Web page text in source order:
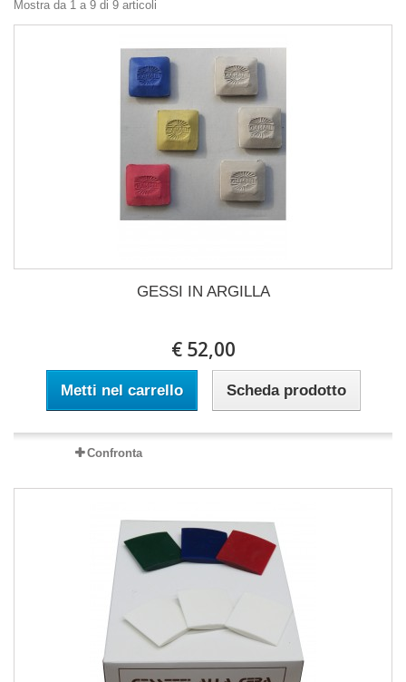
Mostra da 1 a 9 di 9 articoli
GESSI IN ARGILLA
€ 52,00
Metti nel carrello Scheda prodotto
Confronta